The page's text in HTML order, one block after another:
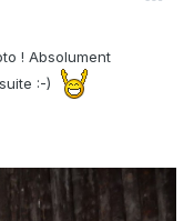
! Absolument
:-)